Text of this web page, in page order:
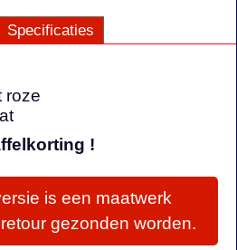
Specificaties
roze
!
is een maatwerk
gezonden worden.